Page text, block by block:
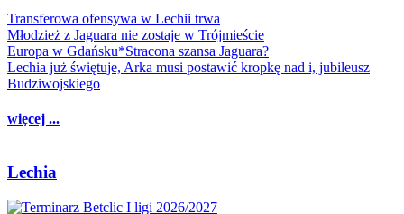
Transferowa ofensywa w Lechii trwa
Młodzież z Jaguara nie zostaje w Trójmieście
Europa w Gdańsku*Stracona szansa Jaguara?
Lechia już świętuje, Arka musi postawić kropkę nad i, jubileusz
Budziwojskiego
więcej ...
Lechia